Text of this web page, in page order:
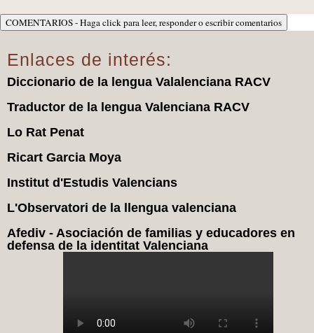
COMENTARIOS - Haga click para leer, responder o escribir comentarios
Enlaces de interés:
Diccionario de la lengua Valalenciana RACV
Traductor de la lengua Valenciana RACV
Lo Rat Penat
Ricart Garcia Moya
Institut d'Estudis Valencians
L'Observatori de la llengua valenciana
Afediv - Asociación de familias y educadores en
defensa de la identitat Valenciana